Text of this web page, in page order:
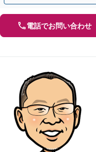
電話でお問い合わせ